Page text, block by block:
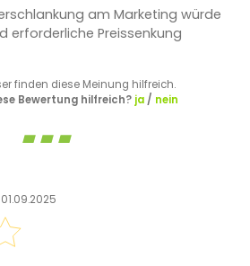
am Marketing würde
erforderliche Preissenkung
finden diese Meinung hilfreich.
Bewertung hilfreich? ja/ nein